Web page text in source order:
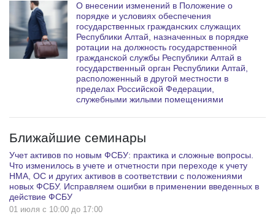
О внесении изменений в Положение о
порядке и условиях обеспечения
государственных гражданских служащих
Республики Алтай, назначенных в порядке
ротации на должность государственной
гражданской службы Республики Алтай в
государственный орган Республики Алтай,
расположенный в другой местности в
пределах Российской Федерации,
служебными жилыми помещениями
Ближайшие семинары
Учет активов по новым ФСБУ: практика и сложные вопросы.
Что изменилось в учете и отчетности при переходе к учету
НМА, ОС и других активов в соответствии с положениями
новых ФСБУ. Исправляем ошибки в применении введенных в
действие ФСБУ
01 июля c 10:00 до 17:00